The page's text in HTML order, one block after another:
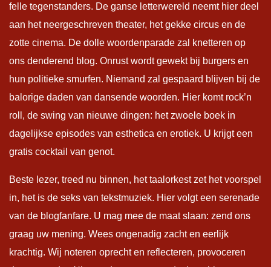
felle tegenstanders. De ganse letterwereld neemt hier deel
aan het neergeschreven theater, het gekke circus en de
zotte cinema. De dolle woordenparade zal knetteren op
ons denderend blog. Onrust wordt gewekt bij burgers en
hun politieke smurfen. Niemand zal gespaard blijven bij de
balorige daden van dansende woorden. Hier komt rock’n
roll, de swing van nieuwe dingen: het zwoele boek in
dagelijkse episodes van esthetica en erotiek. U krijgt een
gratis cocktail van genot.
Beste lezer, treed nu binnen, het taalorkest zet het voorspel
in, het is de seks van tekstmuziek. Hier volgt een serenade
van de blogfanfare. U mag mee de maat slaan: zend ons
graag uw mening. Wees ongenadig zacht en eerlijk
krachtig. Wij noteren oprecht en reflecteren, provoceren